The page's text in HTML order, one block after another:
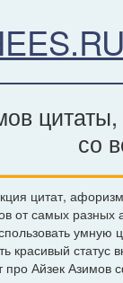
со
цитат,
от самых
умную
красивый статус
про Айзек